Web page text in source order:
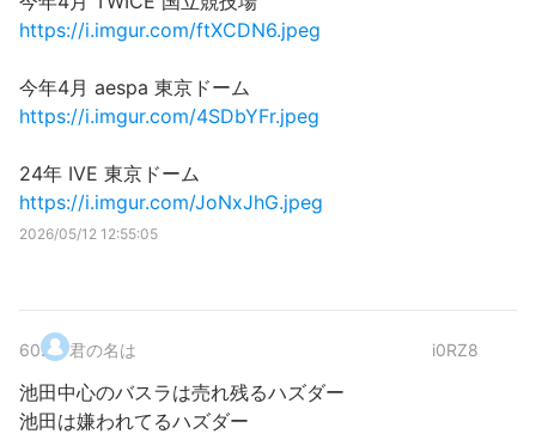
https://i.imgur.com/ftXCDN6.jpeg
今年4月 aespa 東京ドーム
https://i.imgur.com/4SDbYFr.jpeg
24年 IVE 東京ドーム
https://i.imgur.com/JoNxJhG.jpeg
2026/05/12 12:55:05
60. 君の名は i0RZ8
池田中心のバスラは売れ残るハズダー
池田は嫌われてるハズダー